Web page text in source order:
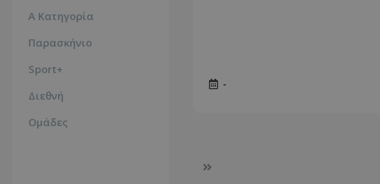
Α Κατηγορία
Παρασκήνιο
Sport+
Διεθνή
Ομάδες
-